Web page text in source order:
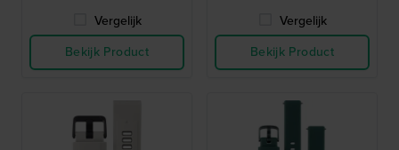
Vergelijk
Bekijk Product
Vergelijk
Bekijk Product